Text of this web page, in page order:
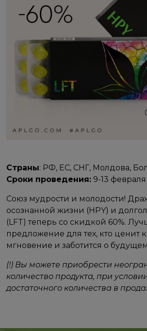
Страны: РФ, ЕС, СНГ, Молдова,
Сроки проведения: 9-13
Союз мудрости и молодости!
осознанной жизни (HPY) и
(LFT) теперь со скидкой 60%.
предложение для тех, кто ценит
мгновение и заботится о
(!) Вы можете приобрести
количество продукта, при
достаточного количества в